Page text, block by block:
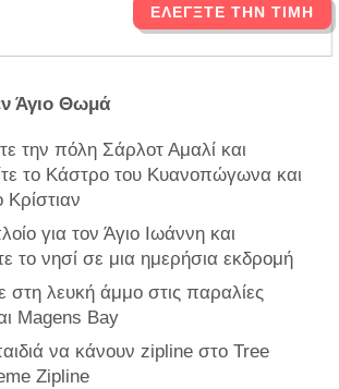
ΕΛΈΓΞΤΕ ΤΗΝ ΤΙΜΉ
Άγιο Θωμά
την πόλη Σάρλοτ Αμαλί και
το Κάστρο του Κυανοπώγωνα και
για τον Άγιο Ιωάννη και
το νησί σε μια ημερήσια εκδρομή
λευκή άμμο στις παραλίες
Magens Bay
να κάνουν zipline στο Tree
Zipline